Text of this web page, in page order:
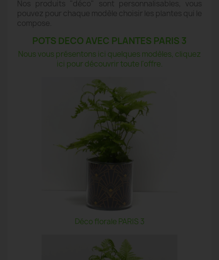
Nos produits "déco" sont personnalisables, vous
pouvez pour chaque modèle choisir les plantes qui le
compose.
POTS DECO AVEC PLANTES PARIS 3
Nous vous présentons ici quelques modèles, cliquez
ici pour découvrir toute l'offre.
Déco florale PARIS 3